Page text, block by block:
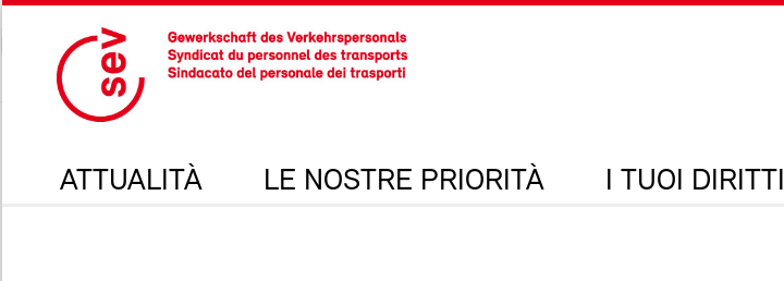
ATTUALITÀ LE NOSTRE PRIORITÀ I TUOI DIRITTI